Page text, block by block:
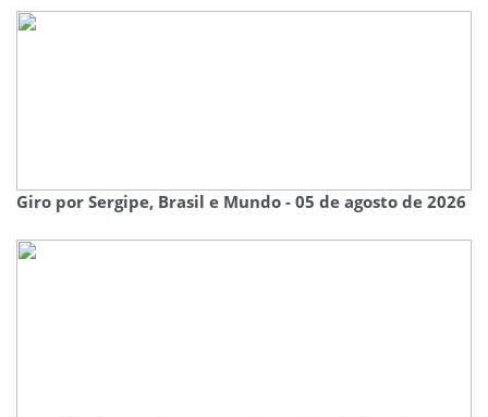
Giro por Sergipe, Brasil e Mundo - 05 de agosto de 2026